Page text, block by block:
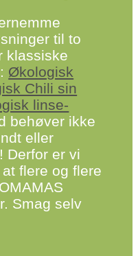
til to
klassiske
Økologisk
Chili sin
linse­
behøver ikke
eller
Derfor er vi
flere og flere
Smag selv